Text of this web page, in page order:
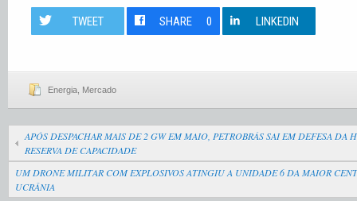
TWEET SHARE 0 LINKEDIN
Energia Mercado
APÓS DESPACHAR MAIS DE 2 GW EM MAIO, PETROBRÁS SAI EM DEFESA
RESERVA DE CAPACIDADE
UM DRONE MILITAR COM EXPLOSIVOS ATINGIU A UNIDADE 6 DA MAIOR
UCRÂNIA